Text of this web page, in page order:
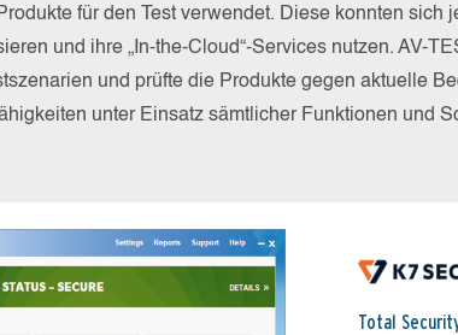
für den Test verwendet. Diese konnten sich
und ihre „In-the-Cloud“-Services nutzen. AV-
und prüfte die Produkte gegen aktuelle
unter Einsatz sämtlicher Funktionen und
Total